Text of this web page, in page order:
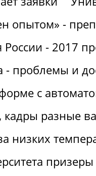
опытом» -
России - 2017
- проблемы и
с
разные
низких